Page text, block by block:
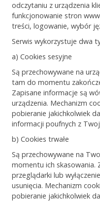
odczytaniu z urządzenia
funkcjonowanie stron
treści, logowanie, wybór
Serwis wykorzystuje dwa
a) Cookies sesyjne
Są przechowywane na
tam do momentu
Zapisane informacje są
urządzenia. Mechanizm
pobieranie jakichkolwiek
informacji poufnych z
b) Cookies trwałe
Są przechowywane na
momentu ich skasowania.
przeglądarki lub
usunięcia. Mechanizm
pobieranie jakichkolwiek